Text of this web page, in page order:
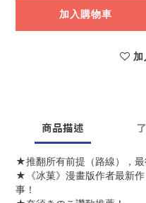
加入購物車
商品描述
★推翻所有前提（路線），最
★《冰菓》漫畫版作者最新
事！